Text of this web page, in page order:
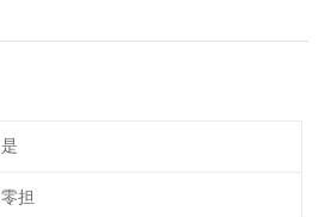
是
零担